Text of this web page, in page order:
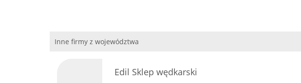
Inne firmy z województwa
Edil Sklep wędkarski